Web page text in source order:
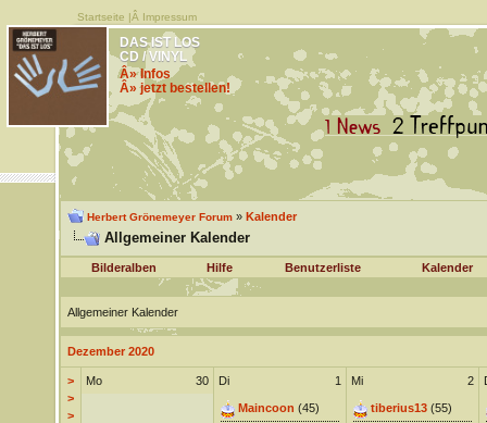
Startseite |Â Impressum
DAS IST LOS
CD / VINYL
Â» Infos
Â» jetzt bestellen!
Herbert Grönemeyer Forum» Kalender
Allgemeiner Kalender
Bilderalben Hilfe Benutzerliste Kalender
Allgemeiner Kalender
Dezember 2020
>
>
>
30
Mo 1
Di
Maincoon (45)
2
Mi
tiberius13(55)